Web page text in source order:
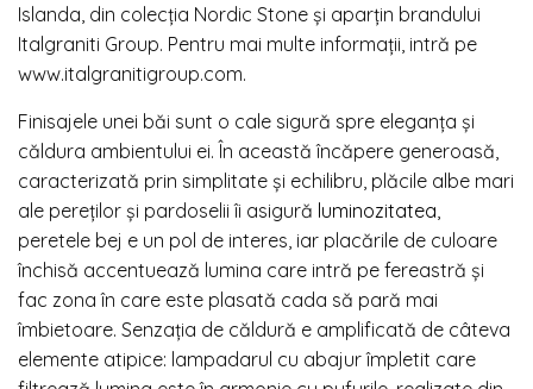
Islanda, din colecția Nordic Stone și aparțin brandului
Italgraniti Group. Pentru mai multe informații, intră pe
www.italgranitigroup.com.
Finisajele unei băi sunt o cale sigură spre eleganța și
căldura ambientului ei. În această încăpere generoasă,
caracterizată prin simplitate și echilibru, plăcile albe mari
ale pereților și pardoselii îi asigură luminozitatea
peretele bej e un pol de interes, iar placările de culoare
închisă accentuează lumina care intră pe fereastră și
fac zona în care este plasată cada să pară mai
îmbietoare. Senzația de căldură e amplificată de câteva
elemente atipice: lampadarul cu abajur împletit care